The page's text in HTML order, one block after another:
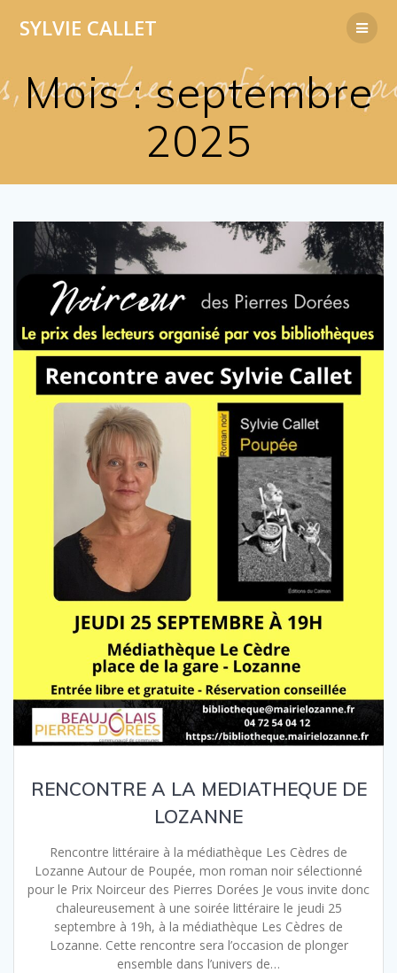
SYLVIE CALLET
Mois :septembre
2025
RENCONTRE A LA MEDIATHEQUE DE
LOZANNE
Rencontre littéraire à la médiathèque Les Cèdres de
Lozanne Autour de Poupée, mon roman noir sélectionné
pour le Prix Noirceur des Pierres Dorées Je vous invite donc
chaleureusement à une soirée littéraire le jeudi 25
septembre à 19h, à la médiathèque Les Cèdres de
Lozanne. Cette rencontre sera l’occasion de plonger
ensemble dans l’univers de…